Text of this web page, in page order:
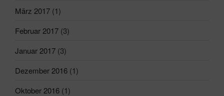
März 2017 (1)
Februar 2017 (3)
Januar 2017 (3)
Dezember 2016 (1)
Oktober 2016 (1)